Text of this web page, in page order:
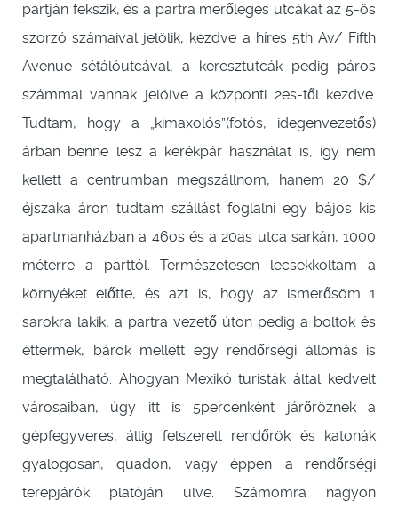
partján fekszik, és a partra merőleges utcákat az 5-ös
szorzó számaival jelölik, kezdve a híres 5th Av/ Fifth
Avenue sétálóutcával, a keresztutcák pedig páros
számmal vannak jelölve a központi 2es-től kezdve.
Tudtam, hogy a „kimaxolós”(fotós, idegenvezetős)
árban benne lesz a kerékpár használat is, így nem
kellett a centrumban megszállnom, hanem 20 $/
éjszaka áron tudtam szállást foglalni egy bájos kis
apartmanházban a 46os és a 20as utca sarkán, 1000
méterre a parttól. Természetesen lecsekkoltam a
környéket előtte, és azt is, hogy az ismerősöm 1
sarokra lakik, a partra vezető úton pedig a boltok és
éttermek, bárok mellett egy rendőrségi állomás is
megtalálható. Ahogyan Mexikó turisták által kedvelt
városaiban, úgy itt is 5percenként járőröznek a
gépfegyveres, állig felszerelt rendőrök és katonák
gyalogosan, quadon, vagy éppen a rendőrségi
terepjárók platóján ülve. Számomra nagyon